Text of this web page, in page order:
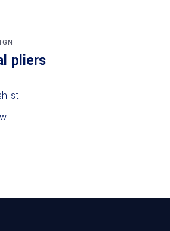
pliers